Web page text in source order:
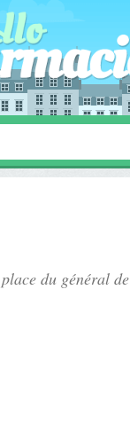
place du général de